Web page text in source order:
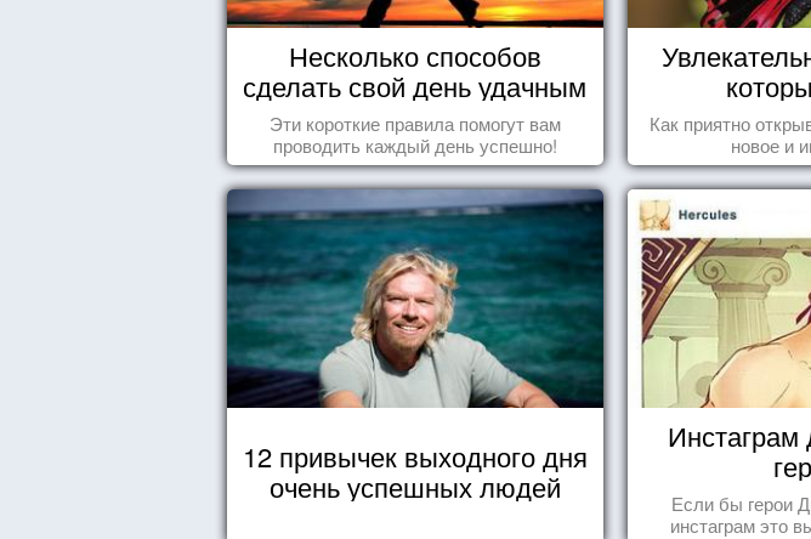
Несколько способов
сделать свой день удачным
Эти короткие правила помогут вам
проводить каждый день успешно!
Как приятно
новое и
12 привычек выходного дня
очень успешных людей
Инстаграм
Если бы герои
инстаграм это